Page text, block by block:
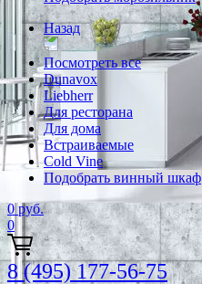
Назад
Посмотреть все
Dunavox
Liebherr
Для ресторана
Для дома
Встраиваемые
Cold Vine
Подобрать винный шкаф
0 руб.
0
8 (495) 177-56-75